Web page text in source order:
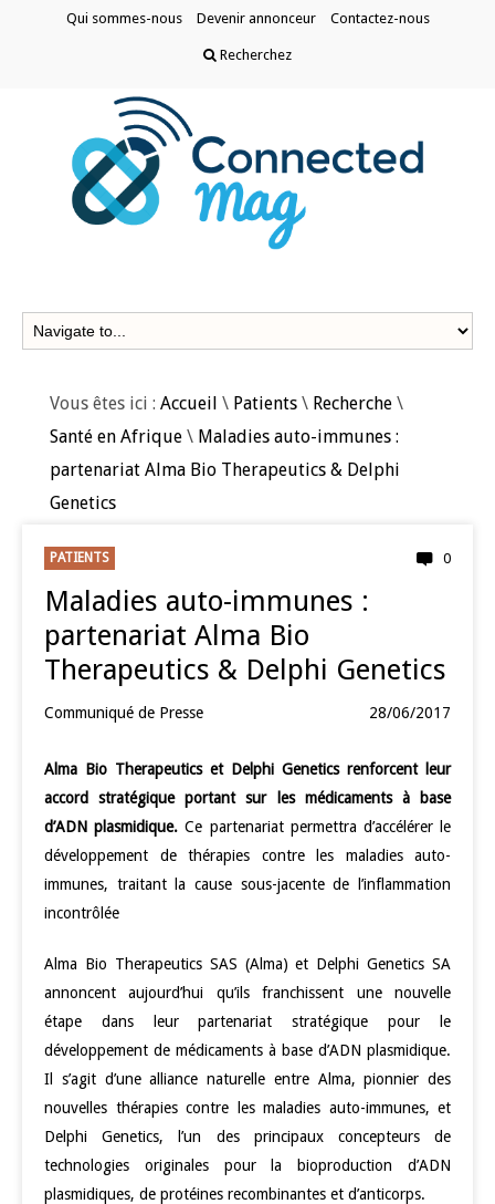
Qui sommes-nous Devenir annonceur Contactez-nous
Recherchez
Vous êtes ici : Accueil \ Patients \ Recherche \
Santé en Afrique \ Maladies auto-immunes :
partenariat Alma Bio Therapeutics & Delphi
Genetics
PATIENTS 0
Maladies auto-immunes :
partenariat Alma Bio
Therapeutics & Delphi Genetics
Communiqué de Presse 28/06/2017
Alma Bio Therapeutics et Delphi Genetics renforcent leur
accord stratégique portant sur les médicaments à base
d’ADN plasmidique.Ce partenariat permettra d’accélérer le
développement de thérapies contre les maladies auto-
immunes, traitant la cause sous-jacente de l’inflammation
incontrôlée
Alma Bio Therapeutics SAS (Alma) et Delphi Genetics SA
annoncent aujourd’hui qu’ils franchissent une nouvelle
étape dans leur partenariat stratégique pour le
développement de médicaments à base d’ADN plasmidique.
Il s’agit d’une alliance naturelle entre Alma, pionnier des
nouvelles thérapies contre les maladies auto-immunes, et
Delphi Genetics, l’un des principaux concepteurs de
technologies originales pour la bioproduction d’ADN
plasmidiques, de protéines recombinantes et d’anticorps.